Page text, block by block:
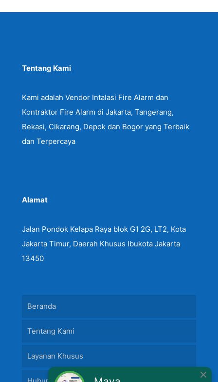
Tentang Kami
Kami adalah Vendor Intalasi Fire Alarm dan
Kontraktor Fire Alarm di Jakarta, Tangerang,
Bekasi, Cikarang, Depok dan Bogor yang Terbaik
dan Terpercaya
Alamat
Jalan Pondok Kelapa Raya blok G1 2G, LT2, Kota
Jakarta Timur, Daerah Khusus Ibukota Jakarta
13450
Beranda
Tentang Kami
Layanan Khusus